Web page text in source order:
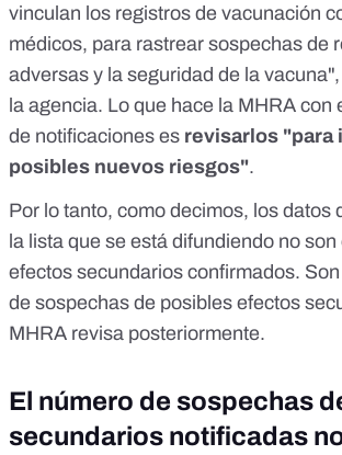
vinculan los registros de vacunación
médicos, para rastrear sospechas de
adversas y la seguridad de la
la agencia. Lo que hace la MHRA con
de notificaciones es revisarlos "para
posibles nuevos riesgos".
Por lo tanto, como decimos, los datos
la lista que se está difundiendo no son
efectos secundarios confirmados.
de sospechas de posibles efectos
MHRA revisa posteriormente.
El número de sospechas
secundarios notificadas